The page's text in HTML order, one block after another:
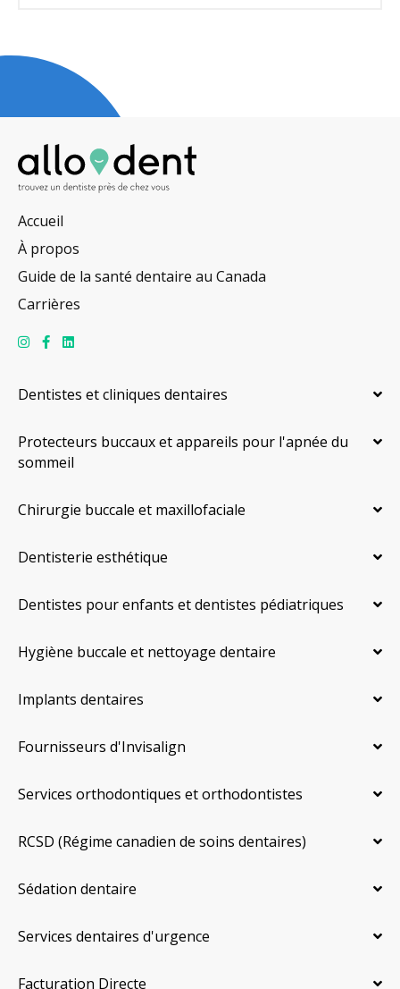
Accueil
À propos
Guide de la santé dentaire au Canada
Carrières
Dentistes et cliniques dentaires
Protecteurs buccaux et appareils pour l'apnée du
sommeil
Chirurgie buccale et maxillofaciale
Dentisterie esthétique
Dentistes pour enfants et dentistes pédiatriques
Hygiène buccale et nettoyage dentaire
Implants dentaires
Fournisseurs d'Invisalign
Services orthodontiques et orthodontistes
RCSD (Régime canadien de soins dentaires)
Sédation dentaire
Services dentaires d'urgence
Facturation Directe